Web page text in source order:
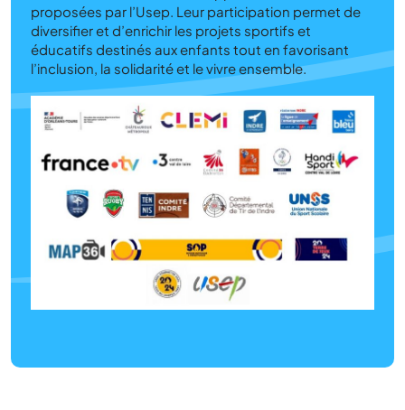
proposées par l’Usep. Leur participation permet de
diversifier et d’enrichir les projets sportifs et
éducatifs destinés aux enfants tout en favorisant
l’inclusion, la solidarité et le vivre ensemble.